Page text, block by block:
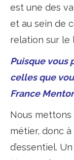
est une des
et au sein de
relation sur le
Puisque vous
celles que
France
Nous
métier, donc à
d’essentiel.